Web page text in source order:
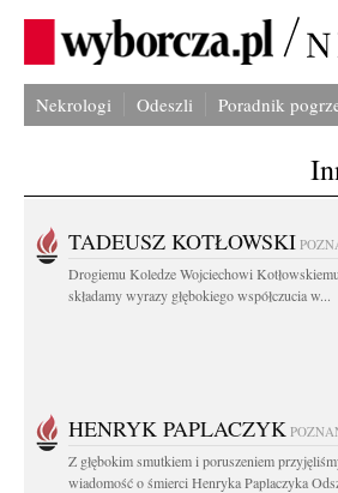
Nekrologi Odeszli Poradnik
TADEUSZ KOTŁOWSKI
Drogiemu Koledze Wojciechowi Kotłowskiemu
składamy wyrazy głębokiego współczucia w...
HENRYK PAPLACZYK
Z głębokim smutkiem i poruszeniem
wiadomość o śmierci Henryka Paplaczyka